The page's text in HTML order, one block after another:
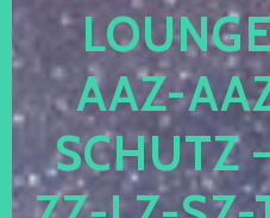
AZ-
CHUTZ –